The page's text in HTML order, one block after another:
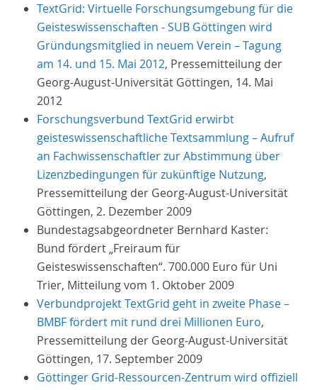
TextGrid: Virtuelle Forschungsumgebung für die
Geisteswissenschaften - SUB Göttingen wird
Gründungsmitglied in neuem Verein – Tagung
am 14. und 15. Mai 2012, Pressemitteilung der
Georg-August-Universität Göttingen, 14. Mai
2012
Forschungsverbund TextGrid erwirbt
geisteswissenschaftliche Textsammlung – Aufruf
an Fachwissenschaftler zur Abstimmung über
Lizenzbedingungen für zukünftige Nutzung,
Pressemitteilung der Georg-August-Universität
Göttingen, 2. Dezember 2009
Bundestagsabgeordneter Bernhard Kaster:
Bund fördert „Freiraum für
Geisteswissenschaften“. 700.000 Euro für Uni
Trier, Mitteilung vom 1. Oktober 2009
Verbundprojekt TextGrid geht in zweite Phase –
BMBF fördert mit rund drei Millionen Euro,
Pressemitteilung der Georg-August-Universität
Göttingen, 17. September 2009
Göttinger Grid-Ressourcen-Zentrum wird offiziell